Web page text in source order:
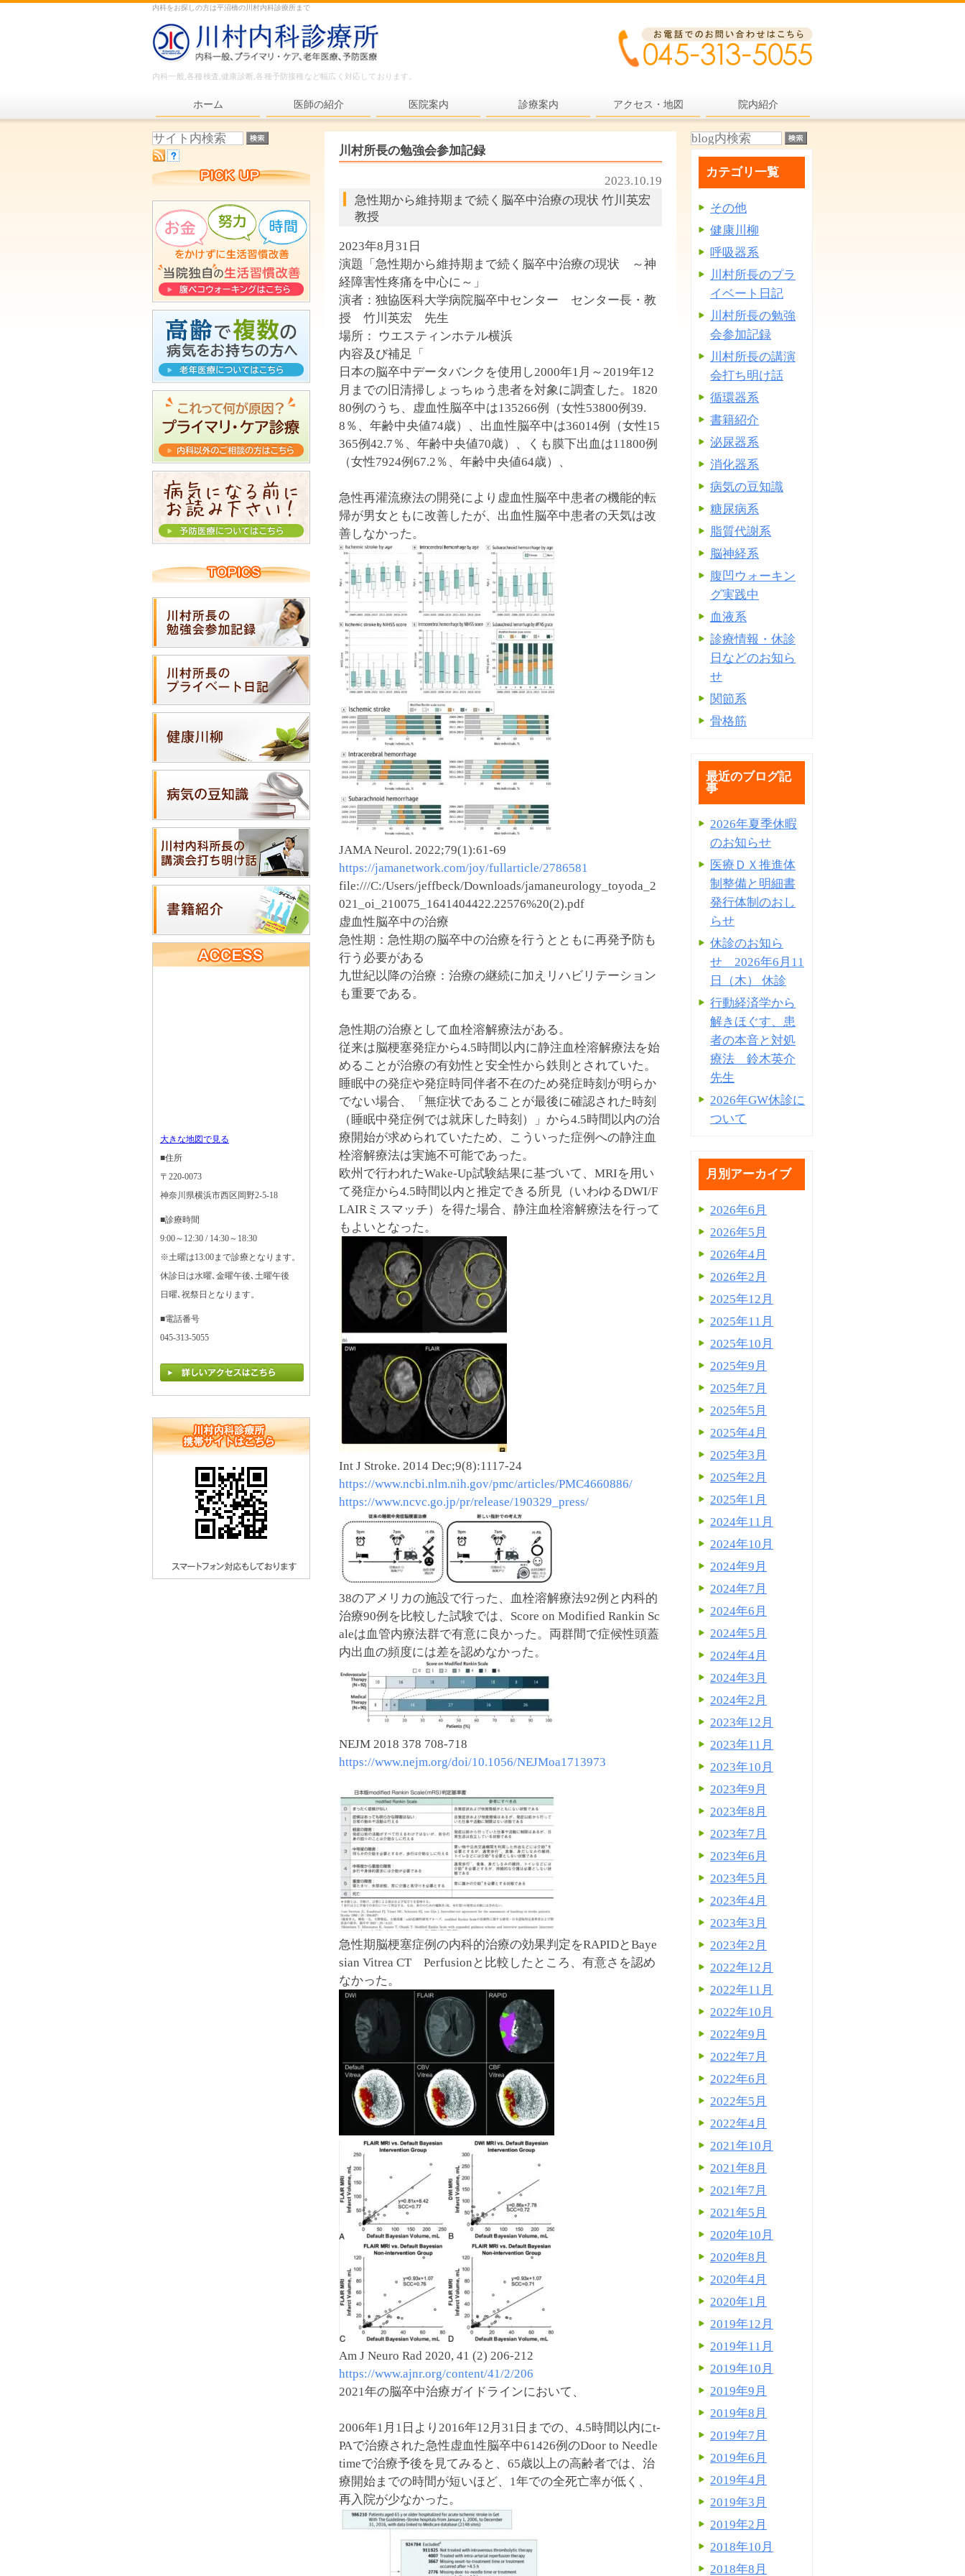
内科をお探しの方は平沼橋の川村内科診療所まで
内科一般,各種検査,健康診断,各種予防接種など幅広く対応しております。
ホーム 医師の紹介 医院案内 診療案内
内科一般
各種検査
老年医療
予防医療
アクセス・地図 院内紹介
川村所長の勉強会参加記録
2023.10.19
急性期から維持期まで続く脳卒中治療の現状 竹川英宏
教授
2023年8月31日
演題「急性期から維持期まで続く脳卒中治療の現状 ～神
経障害性疼痛を中心に～」
演者：独協医科大学病院脳卒中センター センター長・教
授 竹川英宏 先生
場所： ウエスティンホテル横浜
内容及び補足「
日本の脳卒中データバンクを使用し2000年1月～2019年12
月までの旧清掃しょっちゅう患者を対象に調査した。1820
80例のうち、虚血性脳卒中は135266例（女性53800例39.
8％、年齢中央値74歳）、出血性脳卒中は36014例（女性15
365例42.7％、年齢中央値70歳）、くも膜下出血は11800例
（女性7924例67.2％、年齢中央値64歳）、
急性再灌流療法の開発により虚血性脳卒中患者の機能的転
帰が男女ともに改善したが、出血性脳卒中患者の天気は改
善しなかった。
JAMA Neurol. 2022;79(1):61-69
https://jamanetwork.com/joy/fullarticle/2786581
file:///C:/Users/jeffbeck/Downloads/jamaneurology_toyoda_2
021_oi_210075_1641404422.22576%20(2).pdf
虚血性脳卒中の治療
急性期：急性期の脳卒中の治療を行うとともに再発予防も
行う必要がある
九世紀以降の治療：治療の継続に加えリハビリテーション
も重要である。
急性期の治療として血栓溶解療法がある。
従来は脳梗塞発症から4.5時間以内に静注血栓溶解療法を始
めることが治療の有効性と安全性から鉄則とされていた。
睡眠中の発症や発症時同伴者不在のため発症時刻が明らか
でない場合、「無症状であることが最後に確認された時刻
（睡眠中発症例では就床した時刻）」から4.5時間以内の治
療開始が求められていたため、こういった症例への静注血
栓溶解療法は実施不可能であった。
欧州で行われたWake-Up試験結果に基づいて、MRIを用い
て発症から4.5時間以内と推定できる所見（いわゆるDWI/F
LAIRミスマッチ）を得た場合、静注血栓溶解療法を行って
もよいとなった。
Int J Stroke. 2014 Dec;9(8):1117-24
https://www.ncbi.nlm.nih.gov/pmc/articles/PMC4660886/
https://www.ncvc.go.jp/pr/release/190329_press/
38のアメリカの施設で行った、血栓溶解療法92例と内科的
治療90例を比較した試験では、Score on Modified Rankin Sc
aleは血管内療法群で有意に良かった。両群間で症候性頭蓋
内出血の頻度には差を認めなかった。
NEJM 2018 378 708-718
https://www.nejm.org/doi/10.1056/NEJMoa1713973
急性期脳梗塞症例の内科的治療の効果判定をRAPIDとBaye
sian Vitrea CT Perfusionと比較したところ、有意さを認め
なかった。
Am J Neuro Rad 2020, 41 (2) 206-212
https://www.ajnr.org/content/41/2/206
2021年の脳卒中治療ガイドラインにおいて、
2006年1月1日より2016年12月31日までの、4.5時間以内にt-
PAで治療された急性虚血性脳卒中61426例のDoor to Needle
timeで治療予後を見てみると、65歳以上の高齢者では、治
療開始までの時間が短いほど、1年での全死亡率が低く、
再入院が少なかった。
カテゴリ一覧
その他
健康川柳
呼吸器系
川村所長のプラ
イベート日記
川村所長の勉強
会参加記録
川村所長の講演
会打ち明け話
循環器系
書籍紹介
泌尿器系
消化器系
病気の豆知識
糖尿病系
脂質代謝系
脳神経系
腹凹ウォーキン
グ実践中
血液系
診療情報・休診
日などのお知ら
せ
関節系
骨格筋
最近のブログ記
事
2026年夏季休暇
のお知らせ
医療ＤＸ推進体
制整備と明細書
発⾏体制のおし
らせ
休診のお知ら
せ 2026年6月11
日（木） 休診
行動経済学から
解きほぐす、患
者の本音と対処
療法 鈴木英介
先生
2026年GW休診に
ついて
月別アーカイブ
2026年6月
2026年5月
2026年4月
2026年2月
2025年12月
2025年11月
2025年10月
2025年9月
2025年7月
2025年5月
2025年4月
2025年3月
2025年2月
2025年1月
2024年11月
2024年10月
2024年9月
2024年7月
2024年6月
2024年5月
2024年4月
2024年3月
2024年2月
2023年12月
2023年11月
2023年10月
2023年9月
2023年8月
2023年7月
2023年6月
2023年5月
2023年4月
2023年3月
2023年2月
2022年12月
2022年11月
2022年10月
2022年9月
2022年7月
2022年6月
2022年5月
2022年4月
2021年10月
2021年8月
2021年7月
2021年5月
2020年10月
2020年8月
2020年4月
2020年1月
2019年12月
2019年11月
2019年10月
2019年9月
2019年8月
2019年7月
2019年6月
2019年4月
2019年3月
2019年2月
2018年10月
2018年8月
大きな地図で見る
■住所
〒220-0073
神奈川県横浜市西区岡野2-5-18
■診療時間
9:00～12:30 / 14:30～18:30
※土曜は13:00まで診療となります。
休診日は水曜､金曜午後､土曜午後
日曜､祝祭日となります。
■電話番号
045-313-5055